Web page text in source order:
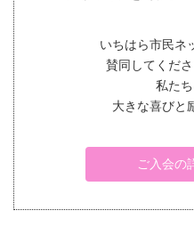
いちはら市民ネ
賛同してくださ
私た
大きな喜びと
ご入会の